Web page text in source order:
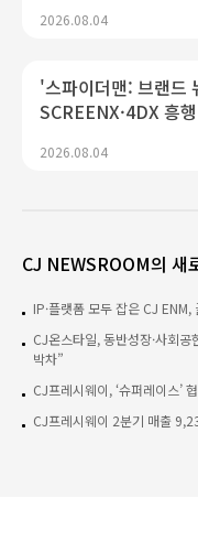
2026.08.04
'스파이더맨: 브랜드
SCREENX·4DX 흥
2026.08.04
CJ NEWSROOM의 새
IP·플랫폼 모두 잡은 CJ
CJ온스타일, 동반성장·사회
박차”
CJ프레시웨이, ‘슈퍼레이스’
CJ프레시웨이 2분기 매출